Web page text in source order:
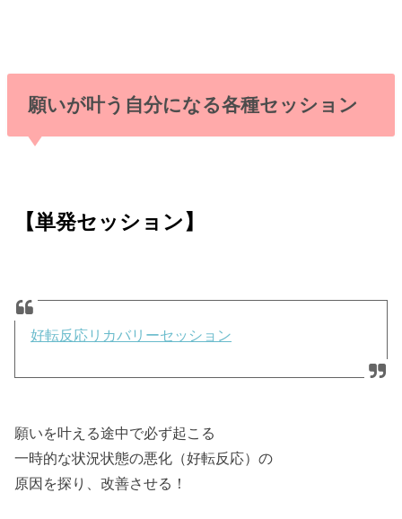
願いが叶う自分になる各種セッション
【単発セッション】
好転反応リカバリーセッション
願いを叶える途中で必ず起こる
一時的な状況状態の悪化（好転反応）の
原因を探り、改善させる！